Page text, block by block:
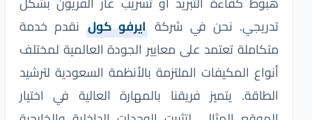
تدريجي. نحن في شركة ايرفو كول نقدم خدمة
متكاملة تعتمد على معايير الجودة العالمية لمختلف
أنواع المكيفات الملتزمة بالأنظمة السعودية لترشيد
الطاقة. يتميز فريقنا بالمهارة العالية في اختيار